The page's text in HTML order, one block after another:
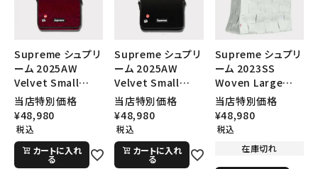
Supreme シュプリ
ーム 2025AW
Velvet Small
Messenger Bag
ベルベット スモー
ル メッセンジャーバ
ッグ レッドレオパー
当店特別価格
¥48,980
税込
カートに入れ
る
Supreme シュプリ
ーム 2025AW
Velvet Small
Messenger Bag
ベルベット スモー
ル メッセンジャーバ
ッグ ブラック
当店特別価格
¥48,980
税込
カートに入れ
る
Supreme シュプリ
ーム 2023SS
Woven Large
Tote ウォーブンラ
ージトート ホワイト
当店特別価格
¥48,980
税込
在庫切れ